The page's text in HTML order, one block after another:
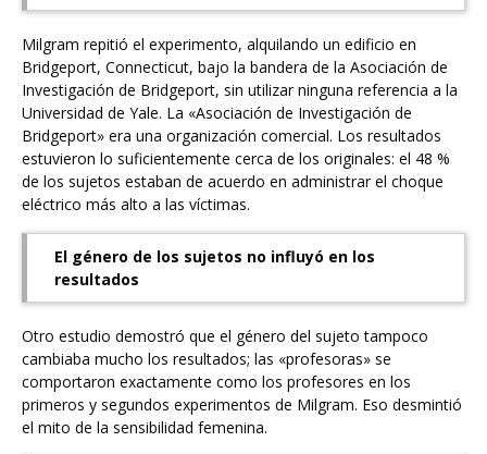
Milgram repitió el experimento, alquilando un edificio en
Bridgeport, Connecticut, bajo la bandera de la Asociación de
Investigación de Bridgeport, sin utilizar ninguna referencia a la
Universidad de Yale. La «Asociación de Investigación de
Bridgeport» era una organización comercial. Los resultados
estuvieron lo suficientemente cerca de los originales: el 48 %
de los sujetos estaban de acuerdo en administrar el choque
eléctrico más alto a las víctimas.
El género de los sujetos no influyó en los
resultados
Otro estudio demostró que el género del sujeto tampoco
cambiaba mucho los resultados; las «profesoras» se
comportaron exactamente como los profesores en los
primeros y segundos experimentos de Milgram. Eso desmintió
el mito de la sensibilidad femenina.